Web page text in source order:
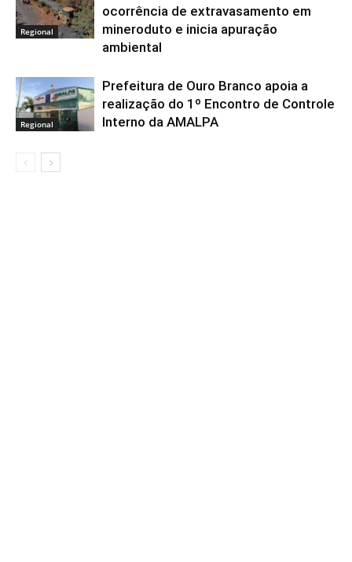
Regional
ocorrência de extravasamento em
mineroduto e inicia apuração
ambiental
Regional
Prefeitura de Ouro Branco apoia a
realização do 1º Encontro de Controle
Interno da AMALPA